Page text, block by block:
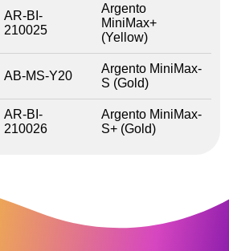
AR-BI-
210025
Argento
MiniMax+
(Yellow)
AB-MS-Y20
Argento MiniMax-
S (Gold)
AR-BI-
210026
Argento MiniMax-
S+ (Gold)